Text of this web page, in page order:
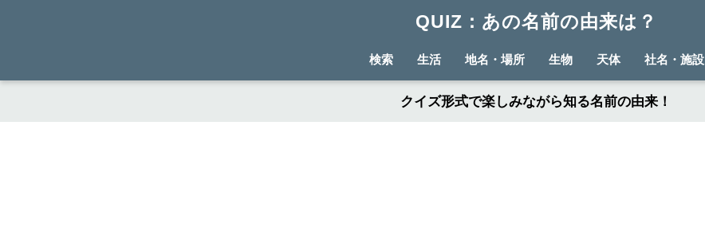
QUIZ：あの名前の由来は？
検索 生活 地名・場所 生物 天体 社名・施設
クイズ形式で楽しみながら知る名前の由来！